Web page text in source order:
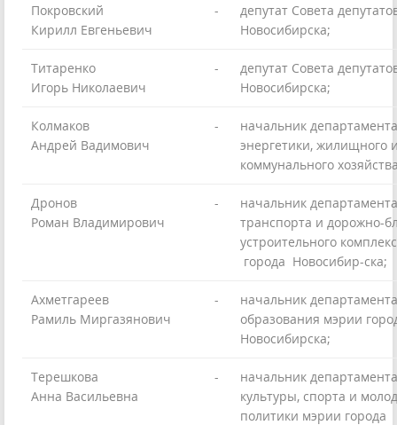
Покровский
Кирилл Евгеньевич
-
депутат Совета
Новосибирска;
Титаренко
Игорь Николаевич
-
депутат Совета
Новосибирска;
Колмаков
Андрей Вадимович
-
начальник департамента
энергетики, жилищного
коммунального
Дронов
Роман Владимирович
-
начальник департамента
транспорта и дорожно-
устроительного
города Новосибир-ска;
Ахметгареев
Рамиль Миргазянович
-
начальник департамента
образования мэрии
Новосибирска;
Терешкова
Анна Васильевна
-
начальник департамента
культуры, спорта и
политики мэрии города